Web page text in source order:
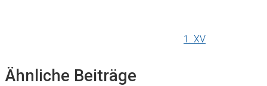
1. XV
Ähnliche Beiträge